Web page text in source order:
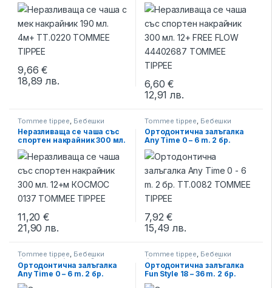
9,66€
18,89лв.
TOMMEE TIPPEE
6,60€
12,91лв.
This product has multiple
Tommee tippee Бебешки
бутилки и биберони
пораснали
Неразливаща се чаша със
спортен накрайник 300 мл.
12+м КОСМОС 0137
TOMMEE TIPPEE
11,20€
21,90лв.
Tommee tippee Бебешки
бутилки и биберони
Ортодонтична залъгалка
Any Time 0 – 6 m. 2 бр.
TT.0082 TOMMEE TIPPEE
7,92€
15,49лв.
Tommee tippee, Бебешки
бутилки и биберони Залъгалки
Ортодонтична залъгалка
Any Time 0 – 6 m. 2 бр.
TT.0082 TOMMEE TIPPEE
Tommee tippee, Бебешки
бутилки и биберони Залъгалки
Ортодонтична залъгалка
Fun Style 18 – 36 m. 2 бр.
TT.0092 TOMMEE TIPPEE